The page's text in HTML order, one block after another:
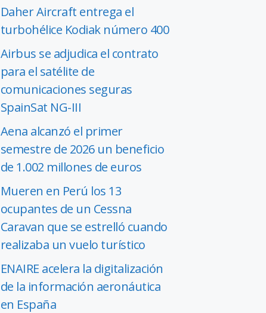
Daher Aircraft entrega el
turbohélice Kodiak número 400
Airbus se adjudica el contrato
para el satélite de
comunicaciones seguras
SpainSat NG-III
Aena alcanzó el primer
semestre de 2026 un beneficio
de 1.002 millones de euros
Mueren en Perú los 13
ocupantes de un Cessna
Caravan que se estrelló cuando
realizaba un vuelo turístico
ENAIRE acelera la digitalización
de la información aeronáutica
en España